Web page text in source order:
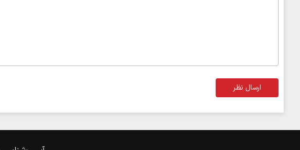
ارسال نظر